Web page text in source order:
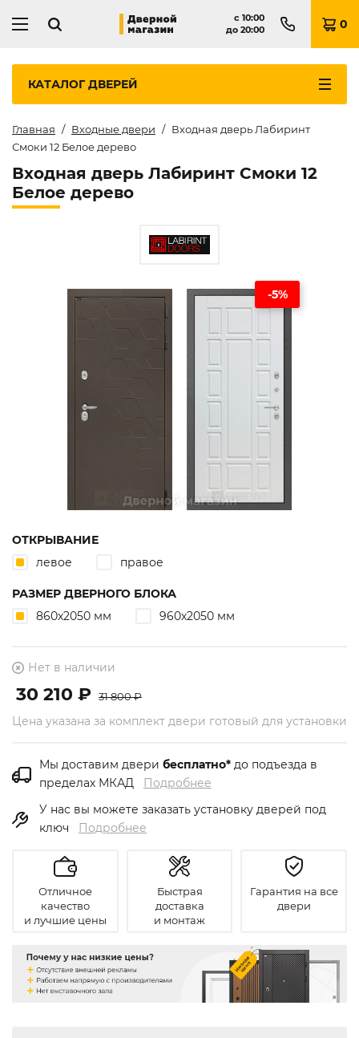
с 10:00
до 20:00 0
КАТАЛОГДВЕРЕЙ
Главная Входные двери
Входная дверь Лабиринт
Смоки 12 Белое дерево
Входная дверь Лабиринт Смоки 12
Белое дерево
-5%
ОТКРЫВАНИЕ
левое
правое
РАЗМЕР ДВЕРНОГО БЛОКА
860х2050 мм
960х2050 мм
Нет в наличии
30 210 ₽ 31 800 ₽
Цена указана за комплект двери готовый для установки
Мы доставим двери бесплатно* до подъезда в
пределах МКАД Подробнее
У нас вы можете заказать установку дверей под
ключ Подробнее
Отличное
качество
и лучшие цены
Быстрая
доставка
и монтаж
Гарантия на все
двери